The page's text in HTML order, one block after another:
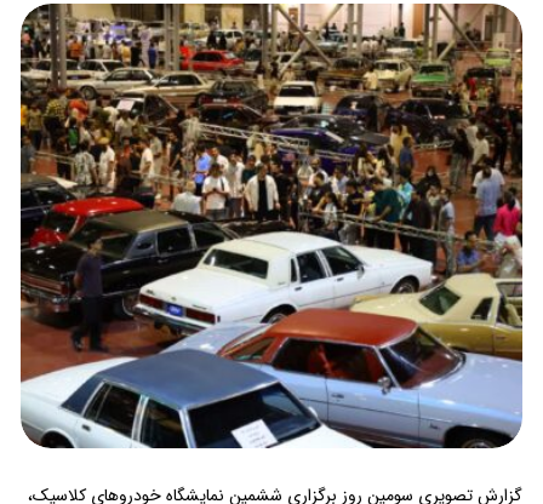
گزارش تصویری سومین روز برگزاری ششمین نمایشگاه خودروهای کلاسیک،